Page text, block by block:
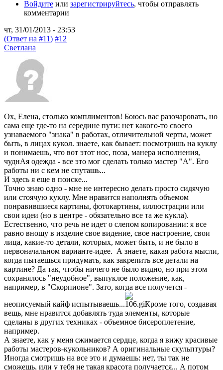
Войдите или зарегистрируйтесь, чтобы отправлять
комментарии
чт, 31/01/2013 - 23:53
(Ответ на #11) #12
Светлана
Ох, Елена, столько комплиментов! Боюсь вас разочаровать, но
сама еще где-то на середине пути: нет какого-то своего
узнаваемого "знака" в работах, отличительной черты, может
быть, в лицах кукол. знаете, как бывает: посмотришь на куклу
и понимаешь, что вот этот нос, поза, манера исполнения,
чуднАя одежда - все это мог сделать только мастер "А". Его
работы ни с кем не спуташь...
И здесь я еще в поиске...
Точно знаю одно - мне не интересно делать просто сидячую
или стоячую куклу. Мне нравится наполнять объемом
понравившиеся картины, фотокартины, иллюстрации или
свои идеи (но в центре - обязательно все та же кукла).
Естественно, что речь не идет о слепом копировании: я все
равно вношу в изделие свое видение, свое настроение, свои
лица, какие-то детали, которых, может быть, и не было в
первоначальном варианте-идее. А знаете, какая работа мысли,
когда пытаешься придумать, как закрепить все детали на
картине? Да так, чтобы ничего не было видно, но при этом
сохранялось "неудобное", выпуклое положение, как,
например, в "Скорпионе". Зато, когда все получется -
неописуемый кайф испытываешь...
Кроме того, создавая
вещь, мне нравится добавлять туда элементы, которые
сделаны в других техниках - объемное бисероплетение,
например.
А знаете, как у меня сжимается сердце, когда я вижу красивые
работы мастеров-кукольников? А оригинальные скульптуры?
Иногда смотришь на все это и думаешь: нет, ты так не
сможешь, или у тебя не такая красота получается... А потом